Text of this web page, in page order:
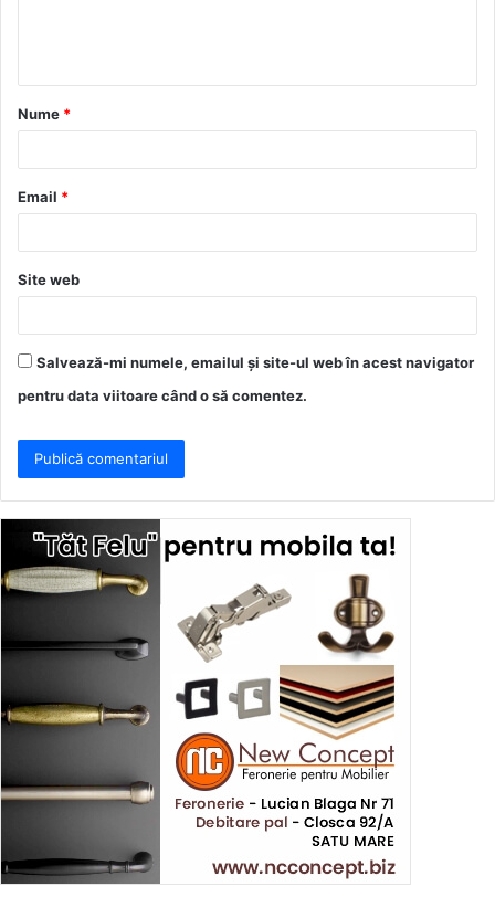
a
r
*
Nume *
Email *
Site web
Salvează-mi numele, emailul și site-ul web în acest navigator
pentru data viitoare când o să comentez.